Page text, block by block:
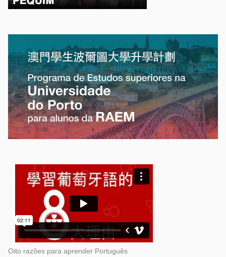
Oito razões para aprender Português